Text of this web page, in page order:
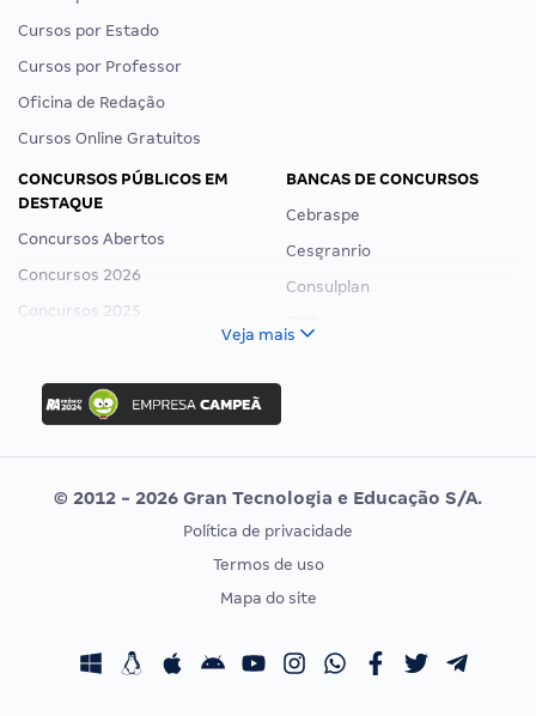
Cursos por Estado
Cursos por Professor
Oficina de Redação
Cursos Online Gratuitos
CONCURSOS PÚBLICOS EM
DESTAQUE
Concursos Abertos
Concursos 2026
Concursos 2025
Concurso Nacional Unificado
Concurso Ibama
Concurso MPU
Editais publicados
BANCAS DE CONCURSOS
Cebraspe
Cesgranrio
Consulplan
Vunesp
CONCURSOS POR PROFISSÃO
Concursos Fiscais
EXAME DE ORDEM
Calendário OAB
Veja mais
© 2012 - 2026 Gran Tecnologia e Educação S/A.
Política de privacidade
Termos de uso
Mapa do site